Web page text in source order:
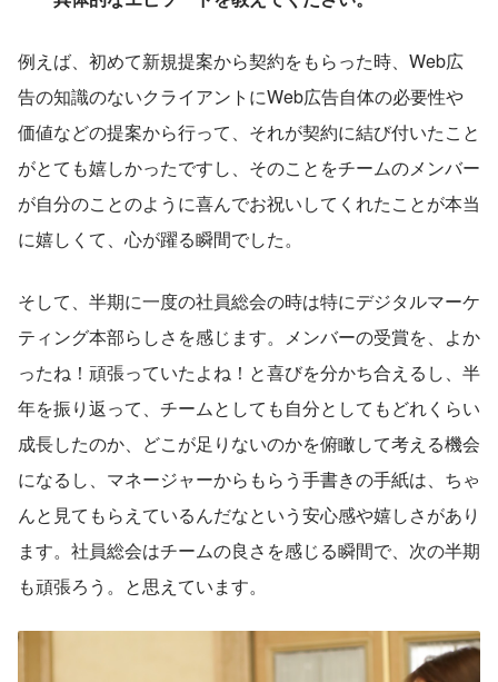
例えば、初めて新規提案から契約をもらった時、Web広
告の知識のないクライアントにWeb広告自体の必要性や
価値などの提案から行って、それが契約に結び付いたこと
がとても嬉しかったですし、そのことをチームのメンバー
が自分のことのように喜んでお祝いしてくれたことが本当
に嬉しくて、心が躍る瞬間でした。
そして、半期に一度の社員総会の時は特にデジタルマーケ
ティング本部らしさを感じます。メンバーの受賞を、よか
ったね！頑張っていたよね！と喜びを分かち合えるし、半
年を振り返って、チームとしても自分としてもどれくらい
成長したのか、どこが足りないのかを俯瞰して考える機会
になるし、マネージャーからもらう手書きの手紙は、ちゃ
んと見てもらえているんだなという安心感や嬉しさがあり
ます。社員総会はチームの良さを感じる瞬間で、次の半期
も頑張ろう。と思えています。